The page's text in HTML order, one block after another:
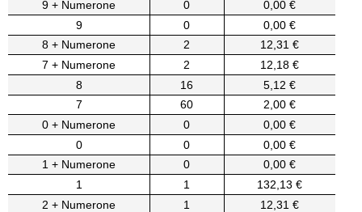
9 + Numerone
0
0,00 €
9
0
0,00 €
8 + Numerone
2
12,31 €
7 + Numerone
2
12,18 €
8
16
5,12 €
7
60
2,00 €
0 + Numerone
0
0,00 €
0
0
0,00 €
1 + Numerone
0
0,00 €
1
1
132,13 €
2 + Numerone
1
12,31 €